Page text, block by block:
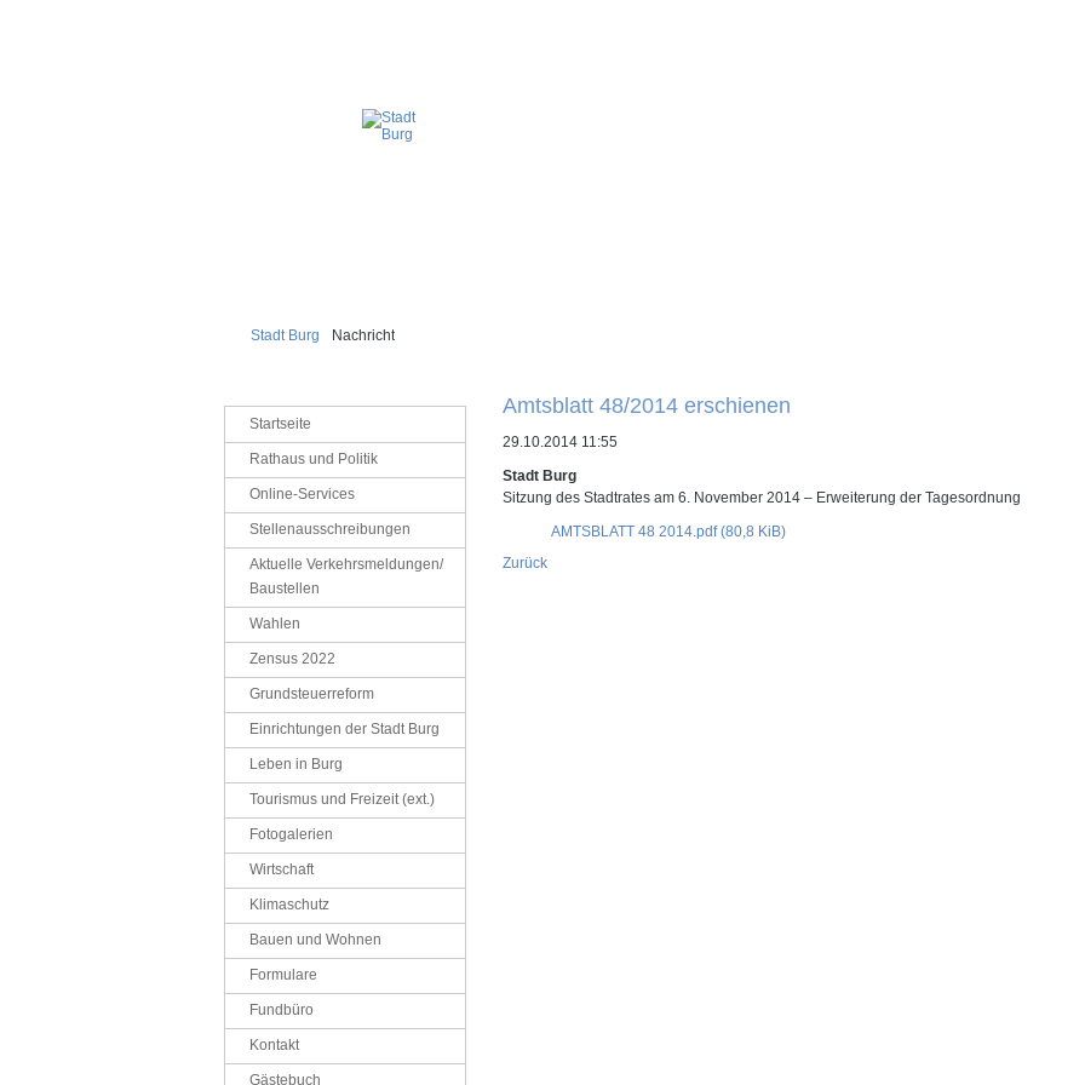
Stadt Burg Nachricht
Amtsblatt 48/2014 erschienen
29.10.2014 11:55
Stadt Burg
Sitzung des Stadtrates am 6. November 2014 – Erweiterung der Tagesordnung
AMTSBLATT 48 2014.pdf(80,8 KiB)
Zurück
Navigation
überspringen
Startseite
Rathaus und Politik
Online-Services
Stellenausschreibungen
Aktuelle Verkehrsmeldungen/
Baustellen
Wahlen
Zensus 2022
Grundsteuerreform
Einrichtungen der Stadt Burg
Leben in Burg
Tourismus und Freizeit (ext.)
Fotogalerien
Wirtschaft
Klimaschutz
Bauen und Wohnen
Formulare
Fundbüro
Kontakt
Gästebuch